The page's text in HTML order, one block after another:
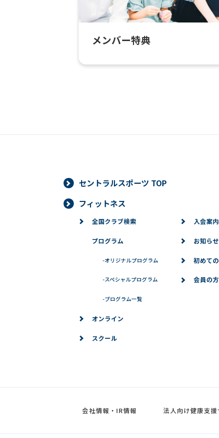
メンバー特典
セントラルスポーツ TOP
フィットネス
全国クラブ検索
プログラム
-オリジナルプログラム
-スペシャルプログラム
-プログラム一覧
オンライン
スクール
入会案内
お知らせ
初めて
会員の
会社情報・IR情報 法人向け健康支